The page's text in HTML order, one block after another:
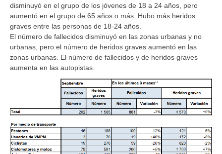
disminuyó en el grupo de los jóvenes de 18 a 24 años, pero
aumentó en el grupo de 65 años o más. Hubo más heridos
graves entre las personas de 18-24 años.
El número de fallecidos disminuyó en las zonas urbanas y no
urbanas, pero el número de heridos graves aumentó en las
zonas urbanas. El número de fallecidos y de heridos graves
aumenta en las autopistas.